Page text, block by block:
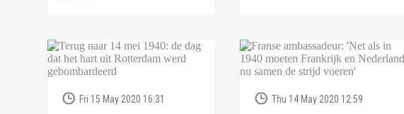
Fri 15 May 2020 16:31 Thu 14 May 2020 12:59